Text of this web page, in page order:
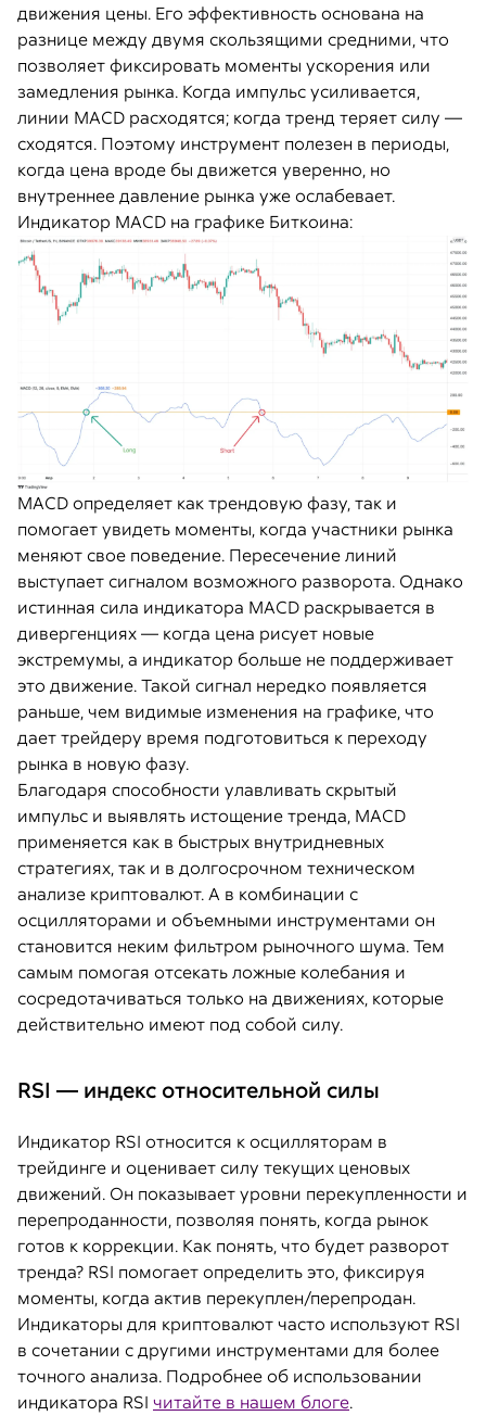
движения цены. Его эффективность основана на
разнице между двумя скользящими средними, что
позволяет фиксировать моменты ускорения или
замедления рынка. Когда импульс усиливается,
линии MACD расходятся; когда тренд теряет силу —
сходятся. Поэтому инструмент полезен в периоды,
когда цена вроде бы движется уверенно, но
внутреннее давление рынка уже ослабевает.
Индикатор MACD на графике Биткоина:
MACD определяет как трендовую фазу, так и
помогает увидеть моменты, когда участники рынка
меняют свое поведение. Пересечение линий
выступает сигналом возможного разворота. Однако
истинная сила индикатора MACD раскрывается в
дивергенциях — когда цена рисует новые
экстремумы, а индикатор больше не поддерживает
это движение. Такой сигнал нередко появляется
раньше, чем видимые изменения на графике, что
дает трейдеру время подготовиться к переходу
рынка в новую фазу.
Благодаря способности улавливать скрытый
импульс и выявлять истощение тренда, MACD
применяется как в быстрых внутридневных
стратегиях, так и в долгосрочном техническом
анализе криптовалют. А в комбинации с
осцилляторами и объемными инструментами он
становится неким фильтром рыночного шума. Тем
самым помогая отсекать ложные колебания и
сосредотачиваться только на движениях, которые
действительно имеют под собой силу.
RSI — индекс относительной силы
Индикатор RSI относится к осцилляторам в
трейдинге и оценивает силу текущих ценовых
движений. Он показывает уровни перекупленности и
перепроданности, позволяя понять, когда рынок
готов к коррекции. Как понять, что будет разворот
тренда? RSI помогает определить это, фиксируя
моменты, когда актив перекуплен/перепродан.
Индикаторы для криптовалют часто используют RSI
в сочетании с другими инструментами для более
точного анализа. Подробнее об использовании
индикатора RSI читайте в нашем блоге.